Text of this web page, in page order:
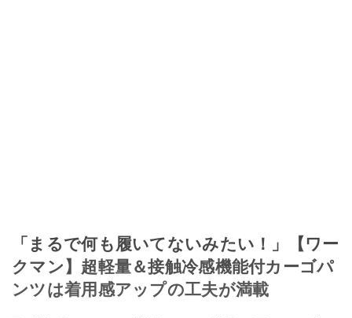
「まるで何も履いてないみたい！」【ワー
クマン】超軽量＆接触冷感機能付カーゴパ
ンツは着用感アップの工夫が満載